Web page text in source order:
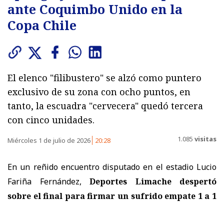
ante Coquimbo Unido en la
Copa Chile
El elenco "filibustero" se alzó como puntero
exclusivo de su zona con ocho puntos, en
tanto, la escuadra "cervecera" quedó tercera
con cinco unidades.
Miércoles 1 de julio de 2026 20:28 1.085 visitas
En un reñido encuentro disputado en el estadio Lucio
Fariña Fernández, Deportes Limache despertó
sobre el final para firmar un sufrido empate 1 a 1